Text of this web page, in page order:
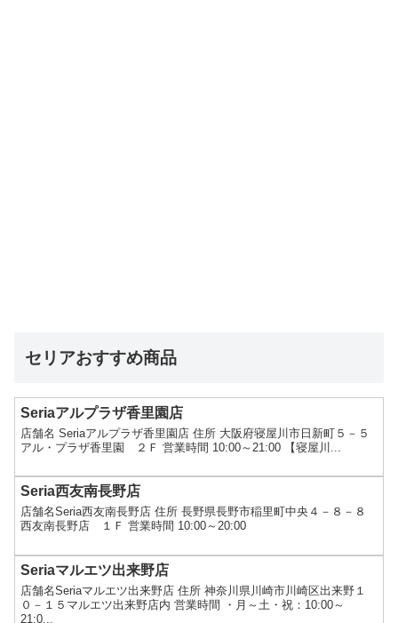
セリアおすすめ商品
Seriaアルプラザ香里園店
店舗名 Seriaアルプラザ香里園店 住所 大阪府寝屋川市日新町５－５
アル・プラザ香里園 ２Ｆ 営業時間 10:00～21:00 【寝屋川...
Seria西友南長野店
店舗名Seria西友南長野店 住所 長野県長野市稲里町中央４－８－８
西友南長野店 １Ｆ 営業時間 10:00～20:00
Seriaマルエツ出来野店
店舗名Seriaマルエツ出来野店 住所 神奈川県川崎市川崎区出来野１
０－１５マルエツ出来野店内 営業時間 ・月～土・祝：10:00～
21:0...